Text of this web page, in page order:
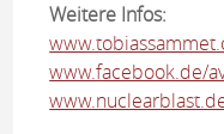
Weitere Infos:
www.facebook.de/